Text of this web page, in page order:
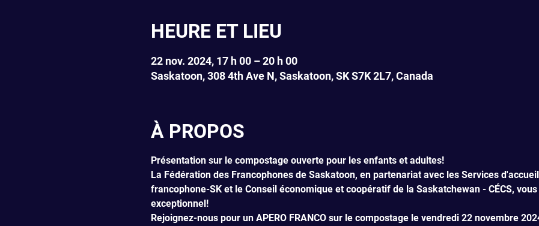
HEURE ET LIEU
22 nov. 2024, 17 h 00 – 20 h 00
Saskatoon, 308 4th Ave N, Saskatoon, SK S7K 2L7, Canada
À PROPOS
Présentation sur le compostage ouverte pour les enfants et adultes!
La Fédération des Francophones de Saskatoon, en partenariat avec les Services
francophone-SK et le Conseil économique et coopératif de la Saskatchewan - CÉCS,
exceptionnel!
Rejoignez-nous pour un APERO FRANCO sur le compostage le vendredi 22 novembre